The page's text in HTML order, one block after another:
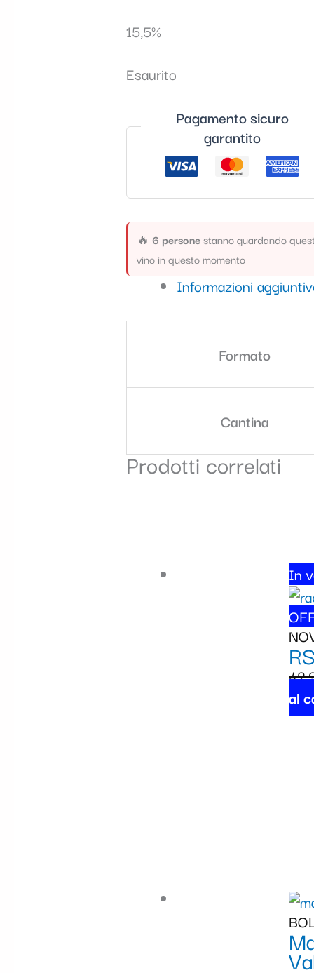
15,5%
Esaurito
Pagamento sicuro
garantito
🔥 6 personestanno guardando
vino in questo momento
Informazioni
Formato
Cantina
Prodotti correlati
In
al